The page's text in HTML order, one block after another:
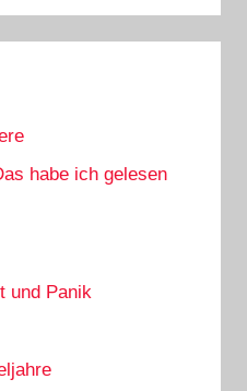
habe ich gelesen
und Panik